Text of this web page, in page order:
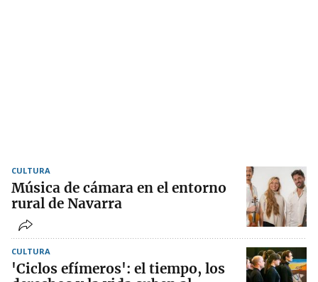
CULTURA
Música de cámara en el entorno
rural de Navarra
CULTURA
'Ciclos efímeros': el tiempo, los